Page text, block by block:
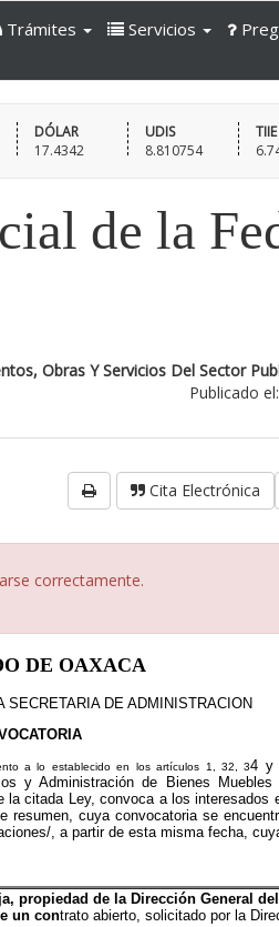
Trámites Servicios
DÓLAR
17.4342
UDIS
8.810754
de la
Obras Y Servicios Del Sector
Publicado
Cita Electrónica
correctamente.